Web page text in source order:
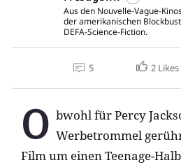
Aus den Nouvelle-Vague-
der amerikanischen
DEFA-Science-Fiction.
5 2 Likes
O bwohl für Percy
Werbetrommel
Film um einen Teenage-